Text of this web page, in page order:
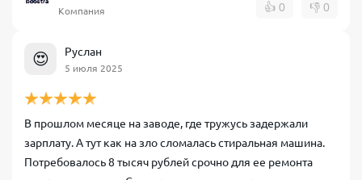
Компания 👍 0 👎 0
😍 Руслан
5 июля 2025
В прошлом месяце на заводе, где тружусь задержали
зарплату. А тут как на зло сломалась стиральная машина.
Потребовалось 8 тысяч рублей срочно для ее ремонта